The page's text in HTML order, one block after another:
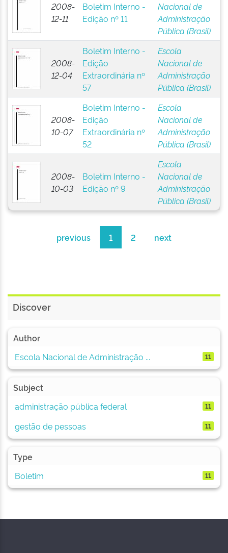
2008-
12-11
Boletim Interno -
Edição nº 11
Nacional de
Administração
Pública (Brasil)
2008-
12-04
Boletim Interno -
Edição
Extraordinária nº
57
Escola
Nacional de
Administração
Pública (Brasil)
2008-
10-07
Boletim Interno -
Edição
Extraordinária nº
52
Escola
Nacional de
Administração
Pública (Brasil)
2008-
10-03
Boletim Interno -
Edição nº 9
Escola
Nacional de
Administração
Pública (Brasil)
previous 1 2 next
Discover
Author
Escola Nacional de Administração ...
11
Subject
administração pública federal
11
gestão de pessoas 11
Type
Boletim
11